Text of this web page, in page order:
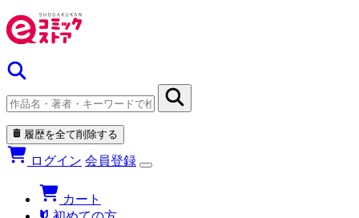
履歴を全て削除する
ログイン 会員登録
カート